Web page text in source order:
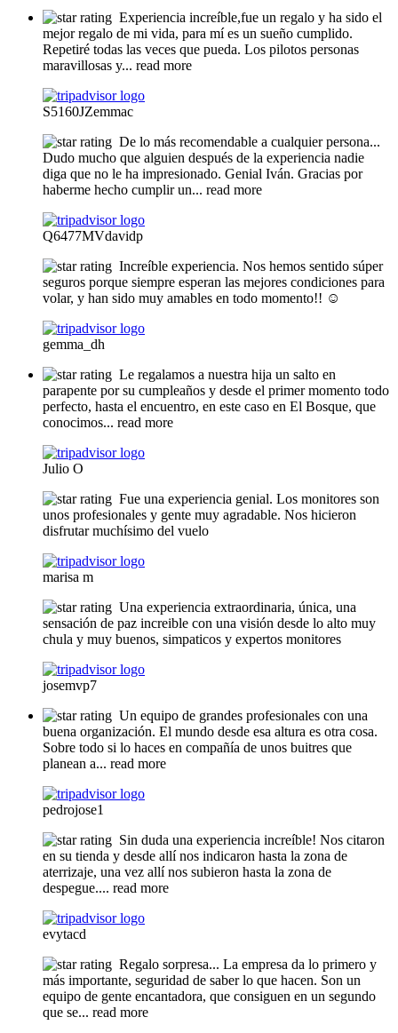
Experiencia increíble,fue un regalo y ha sido el
mejor regalo de mi vida, para mí es un sueño cumplido.
Repetiré todas las veces que pueda. Los pilotos personas
maravillosas y... read more
S5160JZemmac
De lo más recomendable a cualquier persona...
Dudo mucho que alguien después de la experiencia nadie
diga que no le ha impresionado. Genial Iván. Gracias por
haberme hecho cumplir un... read more
Q6477MVdavidp
Increíble experiencia. Nos hemos sentido súper
seguros porque siempre esperan las mejores condiciones para
volar, y han sido muy amables en todo momento!! ☺️
gemma_dh
Le regalamos a nuestra hija un salto en
parapente por su cumpleaños y desde el primer momento todo
perfecto, hasta el encuentro, en este caso en El Bosque, que
conocimos... read more
Julio O
Fue una experiencia genial. Los monitores son
unos profesionales y gente muy agradable. Nos hicieron
disfrutar muchísimo del vuelo
marisa m
Una experiencia extraordinaria, única, una
sensación de paz increible con una visión desde lo alto muy
chula y muy buenos, simpaticos y expertos monitores
josemvp7
Un equipo de grandes profesionales con una
buena organización. El mundo desde esa altura es otra cosa.
Sobre todo si lo haces en compañía de unos buitres que
planean a... read more
pedrojose1
Sin duda una experiencia increíble! Nos citaron
en su tienda y desde allí nos indicaron hasta la zona de
aterrizaje, una vez allí nos subieron hasta la zona de
despegue.... read more
evytacd
Regalo sorpresa... La empresa da lo primero y
más importante, seguridad de saber lo que hacen. Son un
equipo de gente encantadora, que consiguen en un segundo
que se... read more